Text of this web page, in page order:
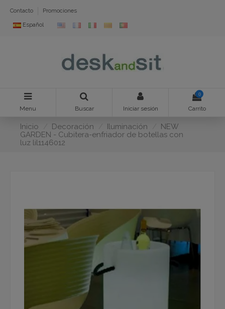
Contacto Promociones
Español
Menu Buscar Iniciar sesión
0
Carrito
Inicio Decoración Iluminación
NEW
GARDEN - Cubitera-enfriador de botellas con
luz lil1146012